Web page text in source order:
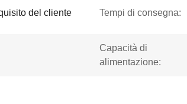
del cliente Tempi di consegna:
Capacità di
alimentazione: